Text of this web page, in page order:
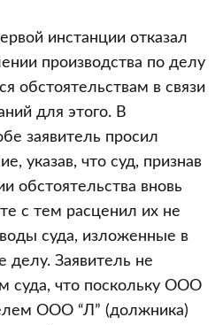
инстанции отказал
производства по делу
обстоятельствам в связи
для этого. В
заявитель просил
указав, что суд, признав
обстоятельства вновь
с тем расценил их не
суда, изложенные в
Заявитель не
суда, что поскольку ООО
ООО “Л” (должника)